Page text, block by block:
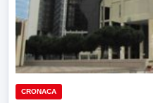
CRONACA